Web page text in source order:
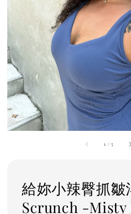
1 /5
給妳小辣臀抓皺
Scrunch -Misty